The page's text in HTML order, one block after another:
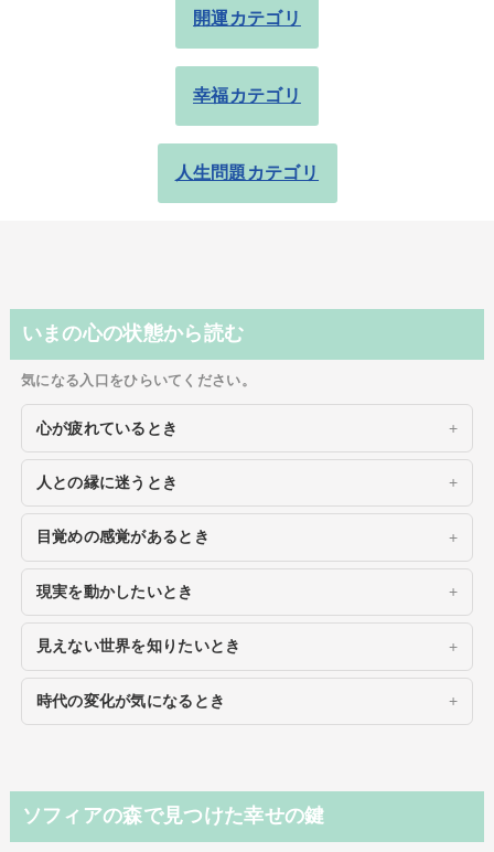
開運カテゴリ
幸福カテゴリ
人生問題カテゴリ
いまの心の状態から読む
気になる入口をひらいてください。
心が疲れているとき
人との縁に迷うとき
目覚めの感覚があるとき
現実を動かしたいとき
見えない世界を知りたいとき
時代の変化が気になるとき
ソフィアの森で見つけた幸せの鍵